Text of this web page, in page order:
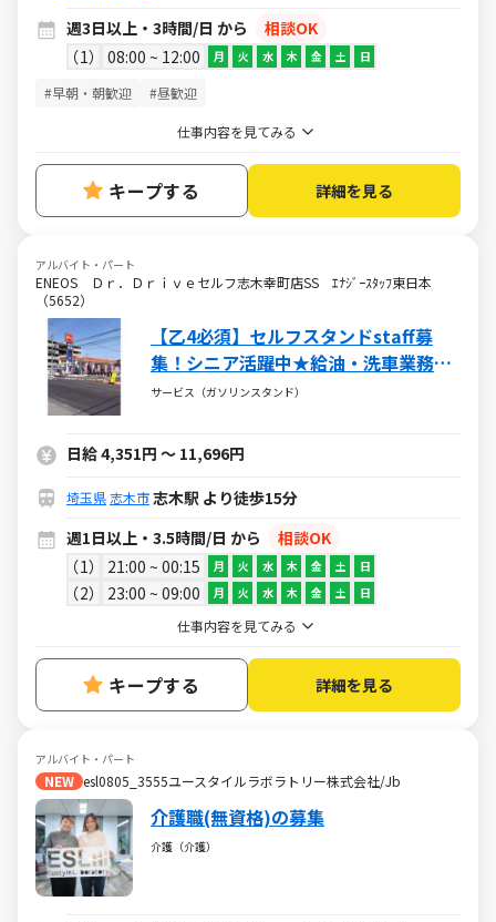
週3日以上・3時間/日 から
相談OK
1
08:00 ~ 12:00 月 火 水 木 金 土 日
#早朝・朝歓迎 #昼歓迎
仕事内容を見てみる
キープする 詳細を見る
アルバイト・パート
ENEOS Ｄｒ．Ｄｒｉｖｅセルフ志木幸町店SS ｴﾅｼﾞｰｽﾀｯﾌ東日本
（5652）
【乙4必須】セルフスタンドstaff募
集！シニア活躍中★給油・洗車業務ナ
シ！
サービス（ガソリンスタンド）
日給 4,351円 ～ 11,696円
埼玉県志木市志木駅 より徒歩15分
週1日以上・3.5時間/日 から
相談OK
1
21:00 ~ 00:15 月 火 水 木 金 土 日
2 23:00 ~ 09:00 月 火 水 木 金 土 日
仕事内容を見てみる
キープする 詳細を見る
アルバイト・パート
NEW esl0805_3555ユースタイルラボラトリー株式会社/Jb
介護職(無資格)の募集
介護（介護）